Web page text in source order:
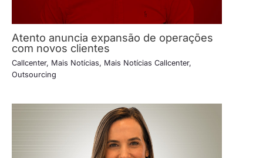
Atento anuncia expansão de operações
com novos clientes
Callcenter, Mais Notícias, Mais Notícias Callcenter,
Outsourcing